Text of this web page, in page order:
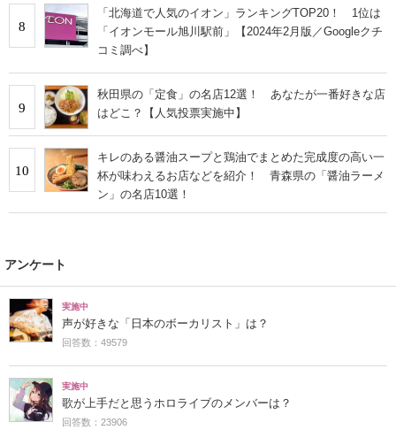
8
「北海道で人気のイオン」ランキングTOP20！ 1位は
「イオンモール旭川駅前」【2024年2月版／Googleクチ
コミ調べ】
9
秋田県の「定食」の名店12選！ あなたが一番好きな店
はどこ？【人気投票実施中】
10
キレのある醤油スープと鶏油でまとめた完成度の高い一
杯が味わえるお店などを紹介！ 青森県の「醤油ラーメ
ン」の名店10選！
アンケート
実施中
声が好きな「日本のボーカリスト」は？
回答数：49579
実施中
歌が上手だと思うホロライブのメンバーは？
回答数：23906